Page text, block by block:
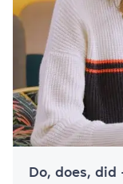
Do, does,